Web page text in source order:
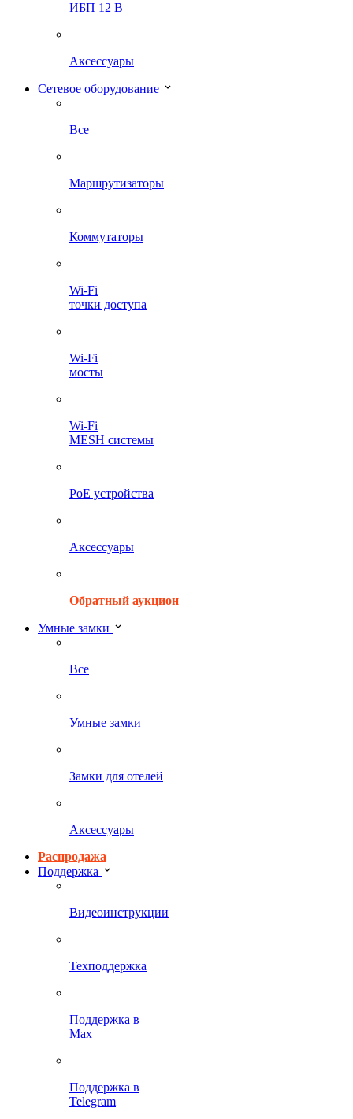
ИБП 12 В
Аксессуары
Сетевое оборудование
Все
Маршрутизаторы
Коммутаторы
Wi-Fi
точки доступа
Wi-Fi
мосты
Wi-Fi
MESH системы
PoE устройства
Аксессуары
Обратный аукцион
Умные замки
Все
Умные замки
Замки для отелей
Аксессуары
Распродажа
Поддержка
Видеоинструкции
Техподдержка
Поддержка в
Max
Поддержка в
Telegram